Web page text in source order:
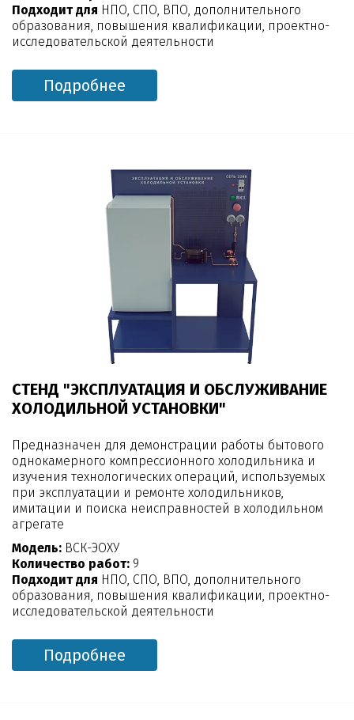
Подходит для НПО, СПО, ВПО, дополнительного
образования, повышения квалификации, проектно-
исследовательской деятельности
Подробнее
СТЕНД "ЭКСПЛУАТАЦИЯ И ОБСЛУЖИВАНИЕ
ХОЛОДИЛЬНОЙ УСТАНОВКИ"
Предназначен для демонстрации работы бытового
однокамерного компрессионного холодильника и
изучения технологических операций, используемых
при эксплуатации и ремонте холодильников,
имитации и поиска неисправностей в холодильном
агрегате
Модель: ВСК-ЭОХУ
Количество работ: 9
Подходит для НПО, СПО, ВПО, дополнительного
образования, повышения квалификации, проектно-
исследовательской деятельности
Подробнее